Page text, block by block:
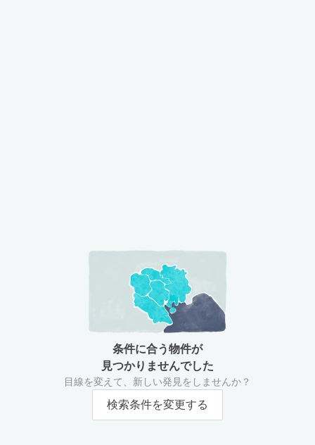
条件に合う物件が
見つかりませんでした
目線を変えて、新しい発見をしませんか？
検索条件を変更する